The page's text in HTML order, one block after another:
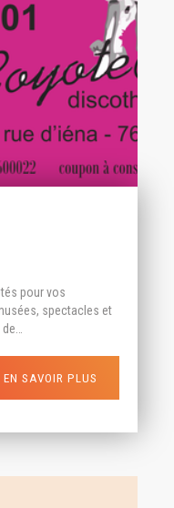
pour vos
spectacles et
EN SAVOIR PLUS